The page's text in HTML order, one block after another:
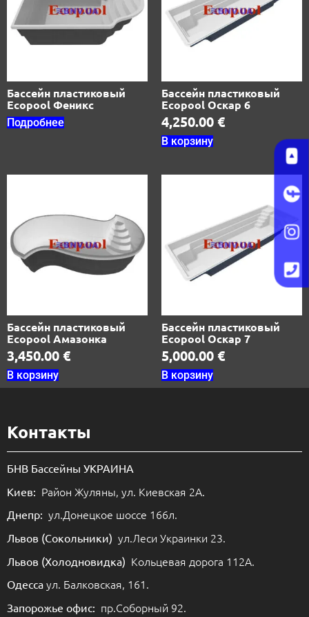
Бассейн пластиковый
Ecopool Феникс
Подробнее
Бассейн пластиковый
Ecopool Оскар 6
4,250.00 €
В корзину
Бассейн пластиковый
Ecopool Амазонка
3,450.00 €
В корзину
Бассейн пластиковый
Ecopool Оскар 7
5,000.00 €
В корзину
Контакты
БНВ Бассейны УКРАИНА
Киев: Район Жуляны, ул. Киевская 2А.
Днепр: ул.Донецкое шоссе 166л.
Львов (Сокольники) ул.Леси Украинки 23.
Львов (Холодновидка) Кольцевая дорога 112А.
Одесса ул. Балковская, 161.
Запорожье офис: пр.Соборный 92.